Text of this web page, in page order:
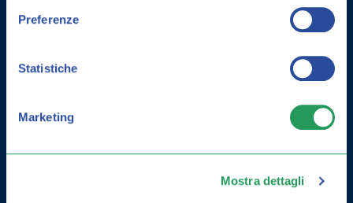
Preferenze
Statistiche
Marketing
Mostra dettagli